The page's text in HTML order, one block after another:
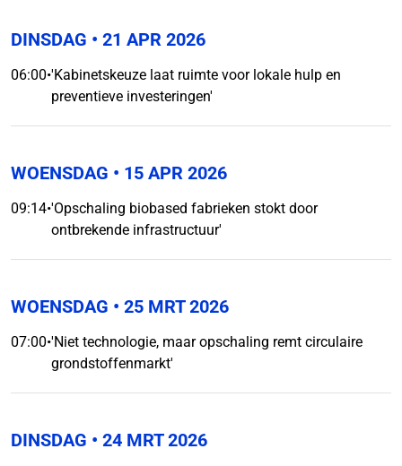
DINSDAG • 21 APR 2026
06:00•'Kabinetskeuze laat ruimte voor lokale hulp en
preventieve investeringen'
WOENSDAG • 15 APR 2026
09:14•'Opschaling biobased fabrieken stokt door
ontbrekende infrastructuur'
WOENSDAG • 25 MRT 2026
07:00•'Niet technologie, maar opschaling remt circulaire
grondstoffenmarkt'
DINSDAG • 24 MRT 2026